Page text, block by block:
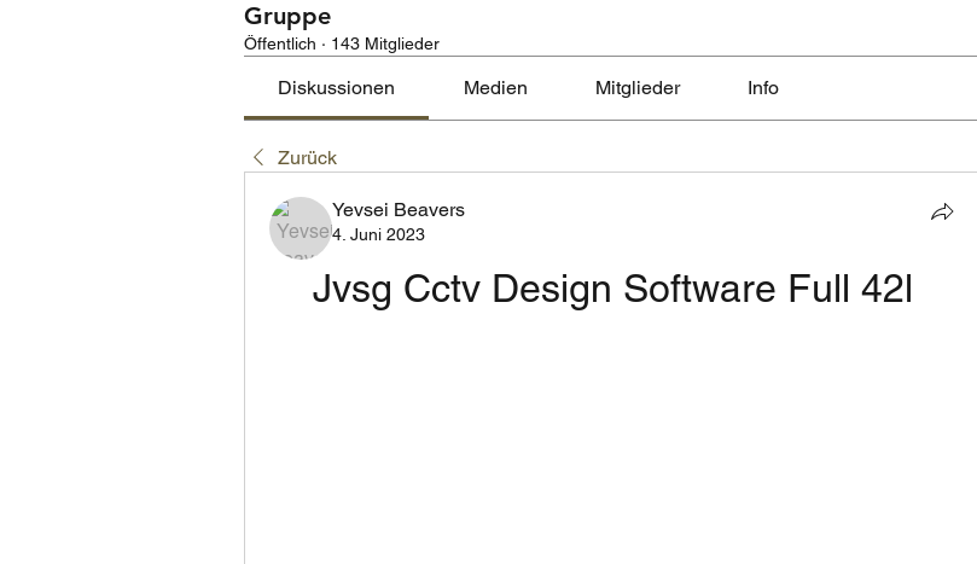
Gruppe
Öffentlich · 143 Mitglieder
Diskussionen Medien Mitglieder Info
Zurück
Yevsei Beavers
4. Juni 2023
Jvsg Cctv Design Software Full 42l